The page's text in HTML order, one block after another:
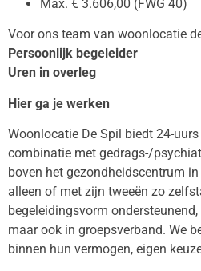
Max. € 3.606,00 (FWG 40)
Voor ons team van woonlocatie
Persoonlijk begeleider
Uren in overleg
Hier ga je werken
Woonlocatie De Spil biedt 24-
combinatie met gedrags-/
boven het gezondheidscentrum
alleen of met zijn tweeën zo
begeleidingsvorm
maar ook in groepsverband. We
binnen hun vermogen, eigen